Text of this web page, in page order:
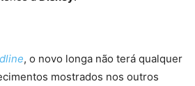
, o novo longa não terá qualquer
mostrados nos outros